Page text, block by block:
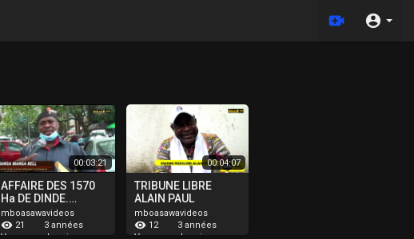
00:03:21
AFFAIRE DES 1570
Ha DE DINDE.
MESSAGE DE
MANGA MANGA
mboasawavideos
21
3 années
00:04:07
TRIBUNE LIBRE
ALAIN PAUL
mboasawavideos
12
3 années